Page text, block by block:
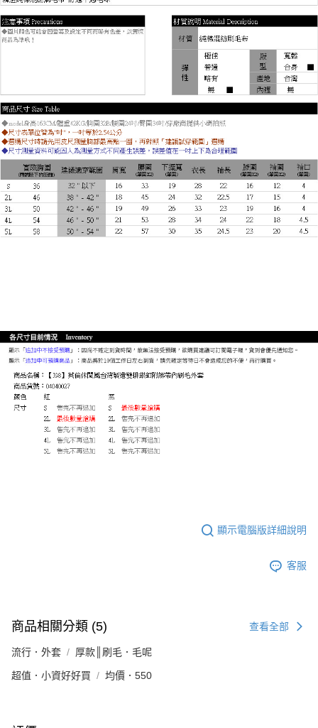
顯示電腦版詳細說明
客服
商品相關分類 (5) 查看全部
流行．外套 厚款║刷毛．毛呢
超值．小資好好買 均價．550